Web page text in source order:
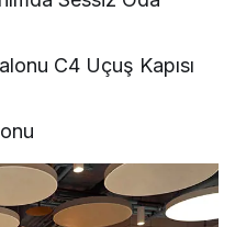
C4 Uçuş Kapısı